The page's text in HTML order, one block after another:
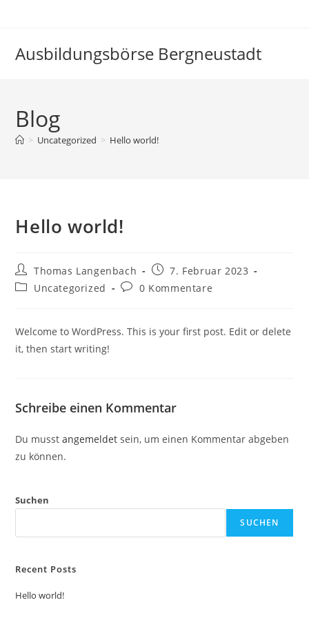
Ausbildungsbörse Bergneustadt
Blog
> Uncategorized > Hello world!
Hello world!
Thomas Langenbach
7. Februar 2023
Uncategorized
0 Kommentare
Welcome to WordPress. This is your first post. Edit or delete
it, then start writing!
Schreibe einen Kommentar
Du musstangemeldet sein, um einen Kommentar abgeben
zu können.
Suchen
SUCHEN
Recent Posts
Hello world!